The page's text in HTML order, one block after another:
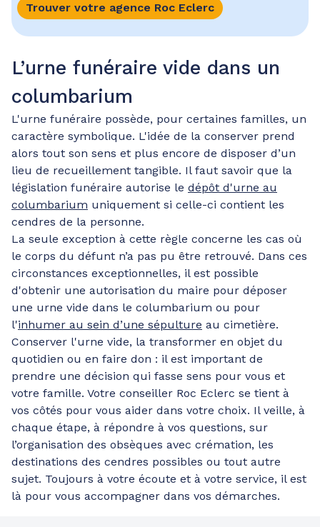
Trouver votre agence Roc Eclerc
L’urne funéraire vide dans un
columbarium
L'urne funéraire possède, pour certaines familles, un
caractère symbolique. L'idée de la conserver prend
alors tout son sens et plus encore de disposer d’un
lieu de recueillement tangible. Il faut savoir que la
législation funéraire autorise le dépôt d'urne au
columbarium uniquement si celle-ci contient les
cendres de la personne.
La seule exception à cette règle concerne les cas où
le corps du défunt n’a pas pu être retrouvé. Dans ces
circonstances exceptionnelles, il est possible
d'obtenir une autorisation du maire pour déposer
une urne vide dans le columbarium ou pour
l'inhumer au sein d’une sépulture au cimetière.
Conserver l'urne vide, la transformer en objet du
quotidien ou en faire don : il est important de
prendre une décision qui fasse sens pour vous et
votre famille. Votre conseiller Roc Eclerc se tient à
vos côtés pour vous aider dans votre choix. Il veille, à
chaque étape, à répondre à vos questions, sur
l’organisation des obsèques avec crémation, les
destinations des cendres possibles ou tout autre
sujet. Toujours à votre écoute et à votre service, il est
là pour vous accompagner dans vos démarches.